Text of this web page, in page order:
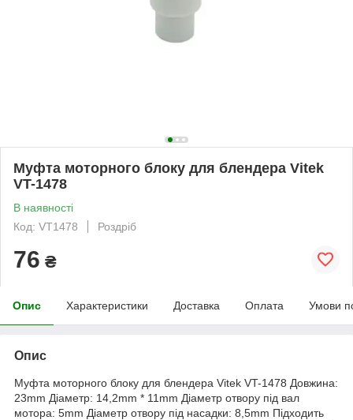
Муфта моторного блоку для блендера Vitek
VT-1478
В наявності
Код: VT1478
Роздріб
76 ₴
Опис Характеристики Доставка Оплата Умови
Опис
Муфта моторного блоку для блендера Vitek VT-1478 Довжина:
23mm Діаметр: 14,2mm * 11mm Діаметр отвору під вал
мотора: 5mm Діаметр отвору під насадки: 8,5mm Підходить